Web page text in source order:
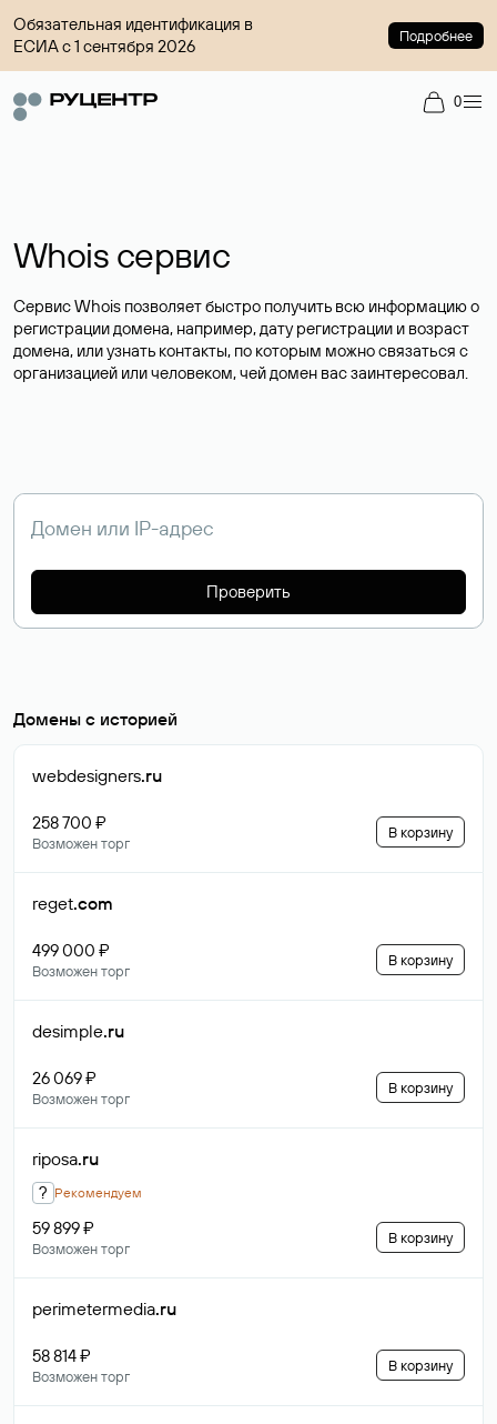
Обязательная идентификация в
ЕСИА с 1 сентября 2026
Подробнее
0
Whois сервис
Сервис Whois позволяет быстро получить всю информацию о
регистрации домена, например, дату регистрации и возраст
домена, или узнать контакты, по которым можно связаться с
организацией или человеком, чей домен вас заинтересовал.
Проверить
Домены с историей
webdesigners.ru
258 700 ₽
Возможен торг
В корзину
reget.com
499 000 ₽
Возможен торг
В корзину
desimple.ru
26 069 ₽
Возможен торг
В корзину
riposa.ru
? Рекомендуем
59 899 ₽
Возможен торг
В корзину
perimetermedia.ru
58 814 ₽
Возможен торг
В корзину